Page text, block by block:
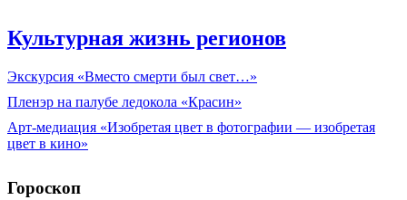
Культурная жизнь регионов
Экскурсия «Вместо смерти был свет…»
Пленэр на палубе ледокола «Красин»
Арт-медиация «Изобретая цвет в фотографии — изобретая
цвет в кино»
Гороскоп